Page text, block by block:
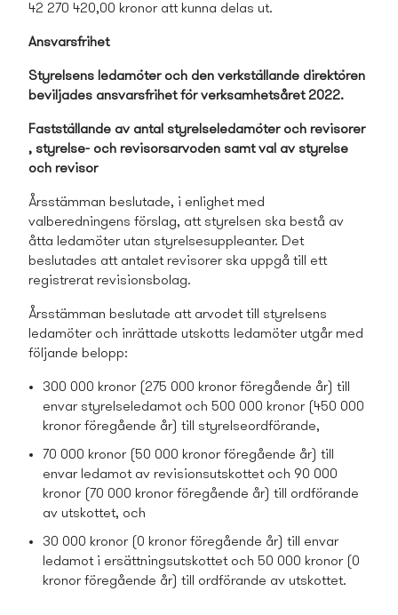
42 270 420,00 kronor att kunna delas ut.
Ansvarsfrihet
Styrelsens ledamöter och den verkställande direktören
beviljades ansvarsfrihet för verksamhetsåret 2022.
Fastställande av antal styrelseledamöter och revisorer
, styrelse- och revisorsarvoden samt val av styrelse
och revisor
Årsstämman beslutade, i enlighet med
valberedningens förslag, att styrelsen ska bestå av
åtta ledamöter utan styrelsesuppleanter. Det
beslutades att antalet revisorer ska uppgå till ett
registrerat revisionsbolag.
Årsstämman beslutade att arvodet till styrelsens
ledamöter och inrättade utskotts ledamöter utgår med
följande belopp:
300 000 kronor (275 000 kronor föregående år) till
envar styrelseledamot och 500 000 kronor (450 000
kronor föregående år) till styrelseordförande,
70 000 kronor (50 000 kronor föregående år) till
envar ledamot av revisionsutskottet och 90 000
kronor (70 000 kronor föregående år) till ordförande
av utskottet, och
30 000 kronor (0 kronor föregående år) till envar
ledamot i ersättningsutskottet och 50 000 kronor (0
kronor föregående år) till ordförande av utskottet.